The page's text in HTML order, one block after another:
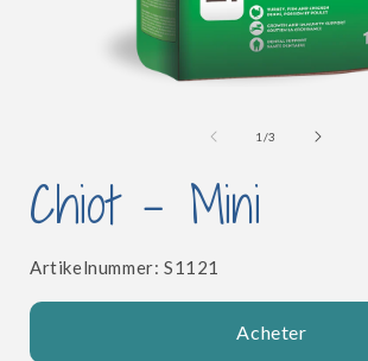
une
fenêtre
modale
1 /de
3
Chiot - Mini
Artikelnummer: SKU:
S1121
Acheter